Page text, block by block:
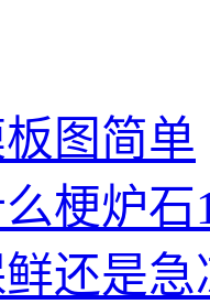
图简单
梗炉石
还是急